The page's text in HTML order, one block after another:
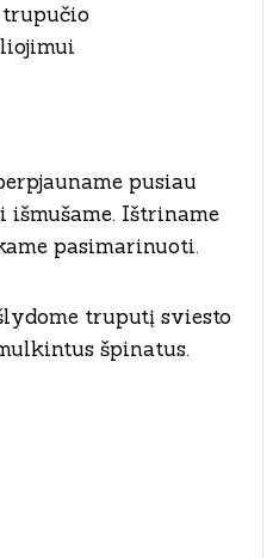
trupučio
pusiau
Ištriname
pasimarinuoti.
truputį sviesto
špinatus.